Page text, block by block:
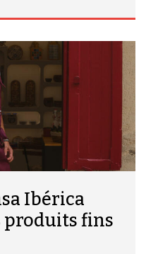
Ibérica
produits fins